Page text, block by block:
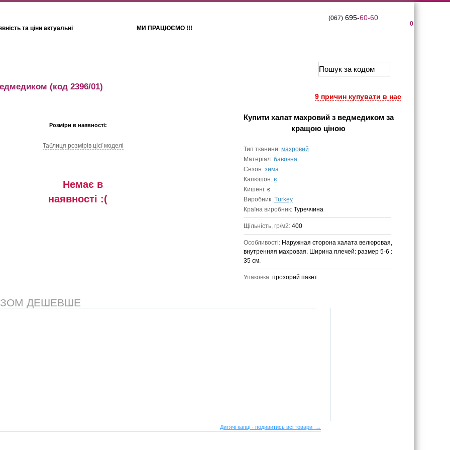
та ціни актуальні МИ ПРАЦЮЄМО !!!
0
(067)695-60-60
9 причин купувати в нас
(код 2396/01)
Розміри в наявності:
Таблиця розмiрiв цiєї моделi
Немає в
наявностi :(
Купити халат махровий з ведмедиком за
кращою ціною
Тип тканини: махровий
Матеріал: бавовна
Сезон: зима
Капюшон: є
Кишені: є
Виробник: Turkey
Країна виробник: Туреччина
Щільність, гр/м2: 400
Особливості: Наружная сторона халата велюровая,
внутренняя махровая. Ширина плечей: размер 5-6 :
35 см.
Упаковка: прозорий пакет
ДЕШЕВШЕ
Дитячі капці - подивитись всі товари →